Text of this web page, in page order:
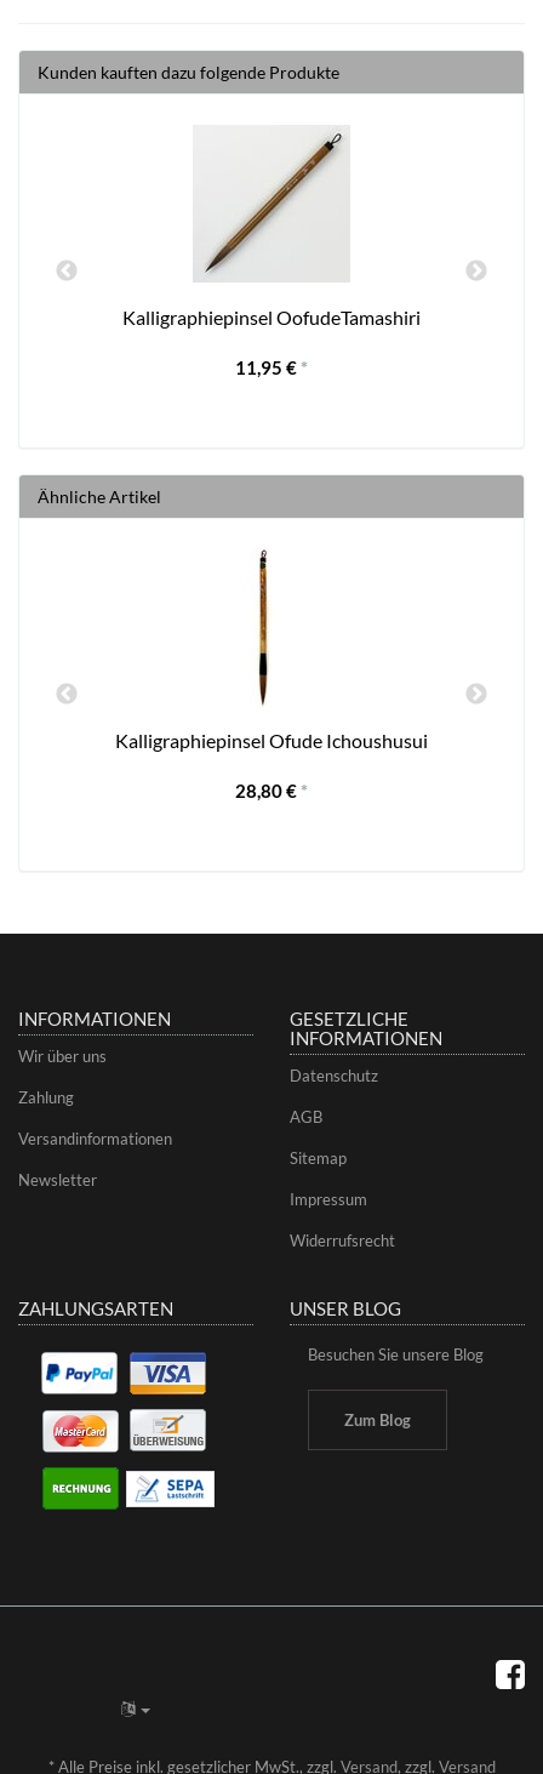
Kunden kauften dazu folgende Produkte
Kalligraphiepinsel OofudeTamashiri
11,95 € *
Ähnliche Artikel
Kalligraphiepinsel Ofude Ichoushusui
28,80 € *
INFORMATIONEN
Wir über uns
Zahlung
Versandinformationen
Newsletter
GESETZLICHE
INFORMATIONEN
Datenschutz
AGB
Sitemap
Impressum
Widerrufsrecht
ZAHLUNGSARTEN UNSER BLOG
Besuchen Sie unsere Blog
Zum Blog
*Alle Preise inkl. gesetzlicher MwSt., zzgl. Versand, zzgl. Versand